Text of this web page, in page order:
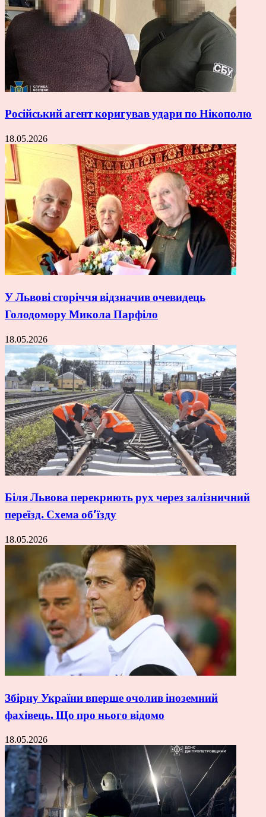
Російський агент коригував удари по Нікополю
18.05.2026
У Львові сторіччя відзначив очевидець
Голодомору Микола Парфіло
18.05.2026
Біля Львова перекриють рух через залізничний
переїзд. Схема об’їзду
18.05.2026
Збірну України вперше очолив іноземний
фахівець. Що про нього відомо
18.05.2026